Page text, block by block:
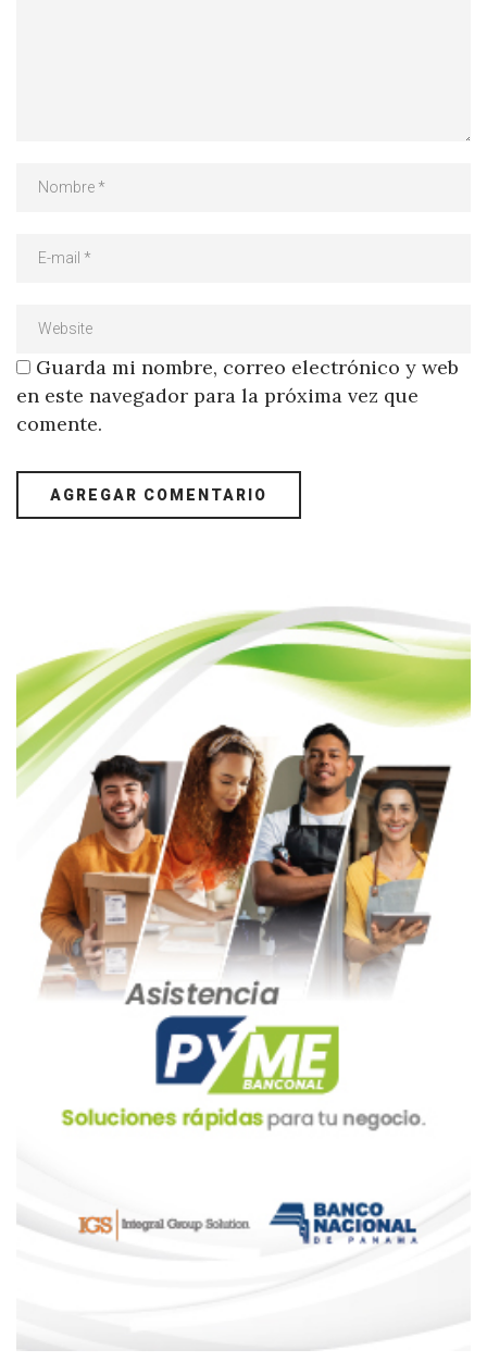
Guarda mi nombre, correo electrónico y web
en este navegador para la próxima vez que
comente.